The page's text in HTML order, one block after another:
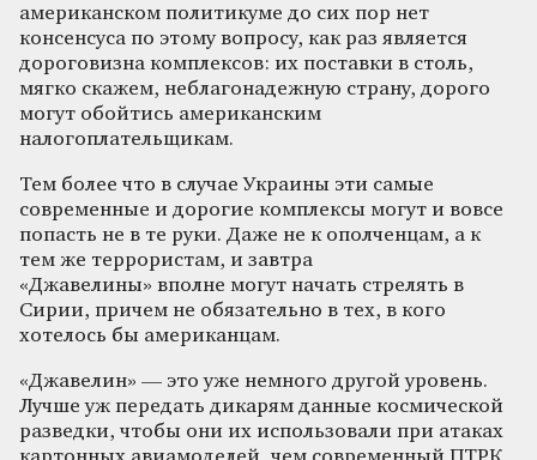
американском политикуме до сих пор нет
консенсуса по этому вопросу, как раз является
дороговизна комплексов: их поставки в столь,
мягко скажем, неблагонадежную страну, дорого
могут обойтись американским
налогоплательщикам.
Тем более что в случае Украины эти самые
современные и дорогие комплексы могут и вовсе
попасть не в те руки. Даже не к ополченцам, а к
тем же террористам, и завтра
«Джавелины» вполне могут начать стрелять в
Сирии, причем не обязательно в тех, в кого
хотелось бы американцам.
«Джавелин» — это уже немного другой уровень.
Лучше уж передать дикарям данные космической
разведки, чтобы они их использовали при атаках